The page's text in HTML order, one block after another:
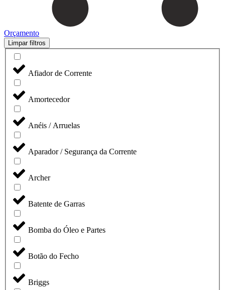
Orçamento
Limpar filtros
Afiador de Corrente
Amortecedor
Anéis / Arruelas
Aparador / Segurança da Corrente
Archer
Batente de Garras
Bomba do Óleo e Partes
Botão do Fecho
Briggs